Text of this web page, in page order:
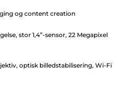
og content creation
stor 1,4”-sensor, 22 Megapixel
optisk billedstabilisering, Wi-Fi